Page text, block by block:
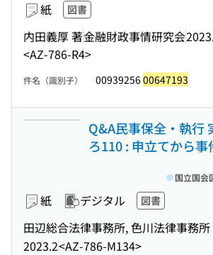
紙 図書
内田義厚 著金融財政事情研究会
<AZ-786-R4>
件名（識別子） 0093925600647193
Q&A民事保全・執行
ろ110 : 申立てから
紙 デジタル 図書
田辺総合法律事務所, 色川法律事務
2023.2<AZ-786-M134>
国立国会